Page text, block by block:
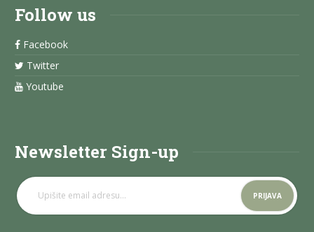
Follow us
Facebook
Twitter
Youtube
Newsletter Sign-up